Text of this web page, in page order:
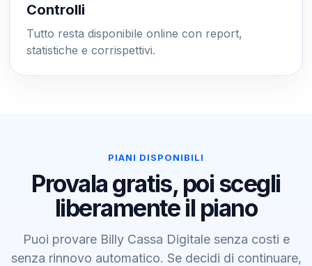
Controlli
Tutto resta disponibile online con report,
statistiche e corrispettivi.
PIANI DISPONIBILI
Provala gratis, poi scegli
liberamente il piano
Puoi provare Billy Cassa Digitale senza costi e
senza rinnovo automatico. Se decidi di continuare,